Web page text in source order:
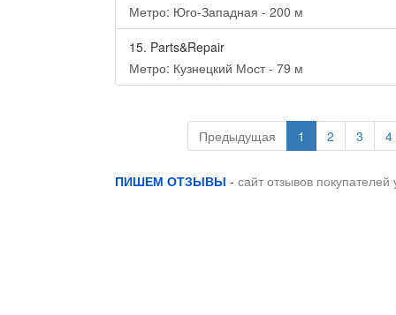
Метро: Юго-Западная - 200 м
15. Parts&Repair
Метро: Кузнецкий Мост - 79 м
Предыдущая 1 2 3 4
ПИШЕМ ОТЗЫВЫ - сайт отзывов покупателей